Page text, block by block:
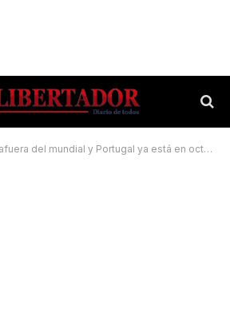
del mundial y Portugal ya está en octavos